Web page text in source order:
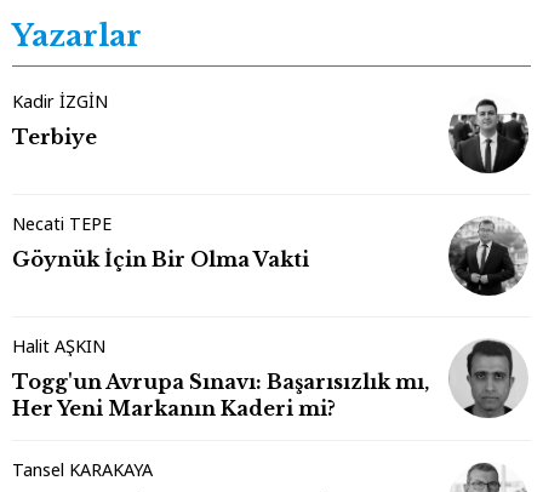
Yazarlar
Kadir İZGİN
Terbiye
Necati TEPE
Göynük İçin Bir Olma Vakti
Halit AŞKIN
Togg'un Avrupa Sınavı: Başarısızlık mı,
Her Yeni Markanın Kaderi mi?
Tansel KARAKAYA